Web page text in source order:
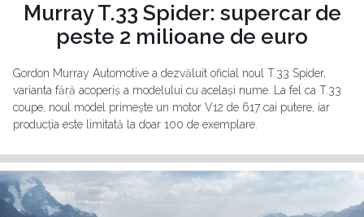
Murray T.33 Spider: supercar de
peste 2 milioane de euro
Gordon Murray Automotive a dezvăluit oficial noul T.33 Spider,
varianta fără acoperiș a modelului cu același nume. La fel ca T.33
coupe, noul model primește un motor V12 de 617 cai putere, iar
producția este limitată la doar 100 de exemplare.